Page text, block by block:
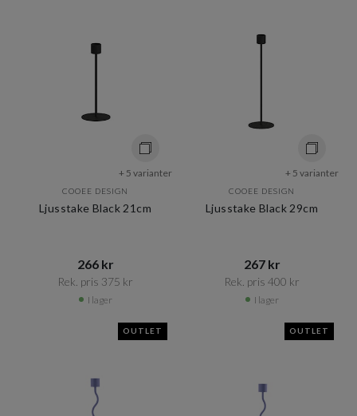
+ 5 varianter
COOEE DESIGN
Ljusstake Black 21cm
266 kr​​
Rek. pris 375 kr​​
I lager
+ 5 varianter
COOEE DESIGN
Ljusstake Black 29cm
267 kr​​
Rek. pris 400 kr​​
I lager
OUTLET OUTLET